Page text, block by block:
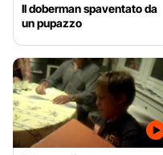
Il doberman spaventato da
un pupazzo